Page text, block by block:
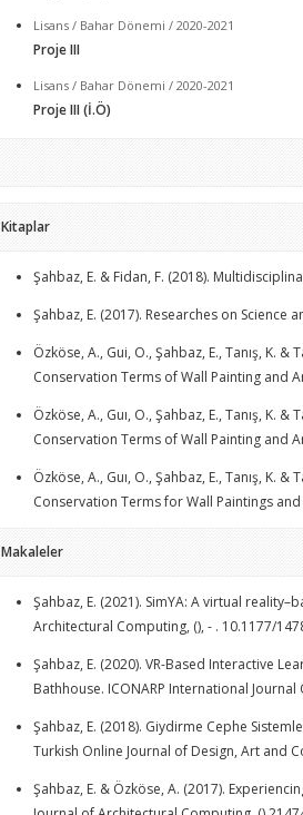
Lisans / Bahar Dönemi / 2020-2021
Proje III
Lisans / Bahar Dönemi / 2020-2021
Proje III (İ.Ö)
Kitaplar
Şahbaz, E. & Fidan, F. (2018).
Şahbaz, E. (2017). Researches on Science
Özköse, A., Gui, O., Şahbaz, E., Tanış, K.
Conservation Terms of Wall Painting and
Özköse, A., Guı, O., Şahbaz, E., Tanış, K.
Conservation Terms of Wall Painting and
Özköse, A., Guı, O., Şahbaz, E., Tanış, K.
Conservation Terms for Wall Paintings
Makaleler
Şahbaz, E. (2021). SimYA: A virtual
Architectural Computing, (), - . 10.1177/
Şahbaz, E. (2020). VR-Based Interactive
Bathhouse. ICONARP International
Şahbaz, E. (2018). Giydirme Cephe
Turkish Online Journal of Design, Art and
Şahbaz, E. & Özköse, A. (2017).